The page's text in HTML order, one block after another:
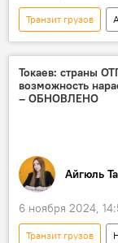
Транзит грузов
Азербайджан
Коридор "Север-
Инфраструктура
Бакинский
Говсан
Токаев: страны
возможность
– ОБНОВЛЕНО
Айгюль
6 ноября 2024,
Транзит грузов